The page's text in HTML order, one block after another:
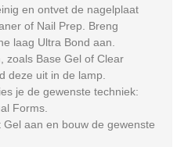
en ontvet de nagelplaat
of Nail Prep. Breng
laag Ultra Bond aan.
zoals Base Gel of Clear
deze uit in de lamp.
je de gewenste techniek:
Forms.
Gel aan en bouw de gewenste